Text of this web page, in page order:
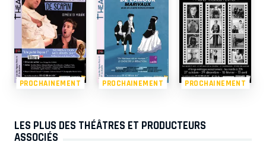
PROCHAINEMENT PROCHAINEMENT PROCHAINEMENT
LES PLUS DES THÉÂTRES ET PRODUCTEURS
ASSOCIÉS